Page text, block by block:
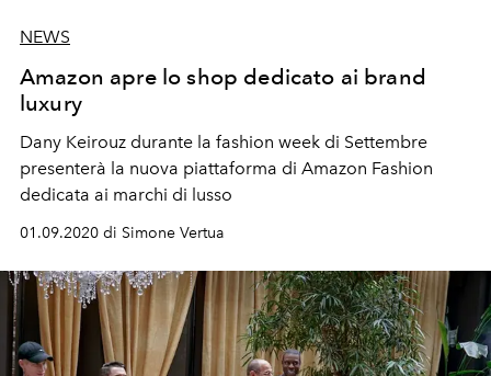
NEWS
Amazon apre lo shop dedicato ai brand
luxury
Dany Keirouz durante la fashion week di Settembre
presenterà la nuova piattaforma di Amazon Fashion
dedicata ai marchi di lusso
01.09.2020 di Simone Vertua